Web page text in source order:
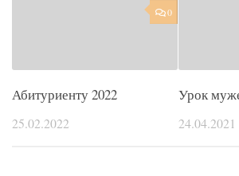
0
Абитуриенту 2022
25.02.2022
Урок
24.04.2021